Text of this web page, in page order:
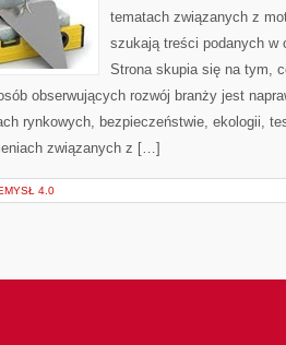
tematach związanych z
szukają treści podanych
Strona skupia się na tym,
obserwujących rozwój branży jest
rynkowych, bezpieczeństwie, ekologii,
związanych z […]
4.0